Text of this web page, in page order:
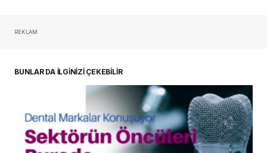
REKLAM
BUNLAR DA İLGİNİZİ ÇEKEBİLİR